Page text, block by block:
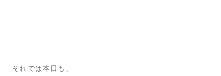
それでは本日も、